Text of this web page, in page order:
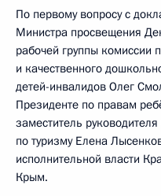
По первому вопросу с
Министра просвещения
рабочей группы комиссии
и качественного
детей-инвалидов Олег
Президенте по правам
заместитель
по туризму Елена
исполнительной власти
Крым.